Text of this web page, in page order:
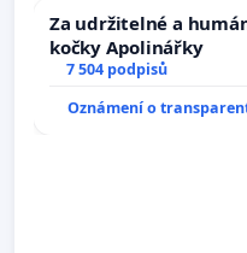
Za udržitelné a
kočky Apolinářky
7 504 podpisů
Oznámení o